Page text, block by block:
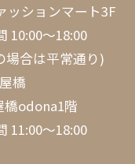
ッションマート3F
10:00～18:00
場合は平常通り)
橋
橋odona1階
11:00～18:00